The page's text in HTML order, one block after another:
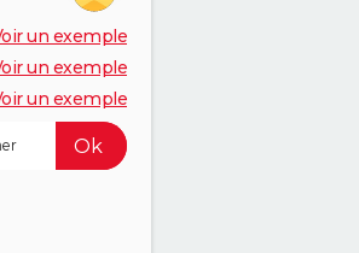
un exemple
un exemple
un exemple